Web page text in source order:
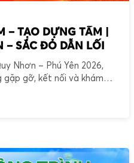
– TẠO DỰNG TẦM |
– SẮC ĐỎ DẪN LỐI
Nhơn – Phú Yên 2026,
gặp gỡ, kết nối và khám
và Bãi tắm Tiên Sa.